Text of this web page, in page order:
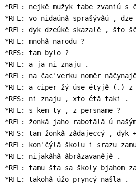
*RFL: nejkê mužyk tabe zvaniú s
*RFL: vo nidaúnâ sprašývâú ,
*RFL: dyk dzeúkê skazalê , što
*RFL: mnohâ narodu ?
*RFS: tam bylo ?
*RFL: a ja ni znaju .
*RFL: na čac'vërku nomêr
*RFL: a ciper žý úse étyjê (.)
*RFS: ni znaju , xto étâ taki .
*RFL: s kem ty , z persname ?
*RFL: žonkâ jaho rabotâlâ ú
*RFS: tam žonkâ zâdajeccý , dyk
*RFL: kon'čýlâ školu i srazu
*RFL: nijakâhâ âbrâzavanêjê .
*RFL: tamu šta sa školy bjahom
*RFL: takohâ úžo pryncý našla .